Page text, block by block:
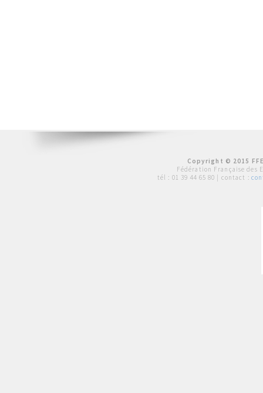
Copyright © 2015
Fédération Française des
tél : 01 39 44 65 80 | contact :